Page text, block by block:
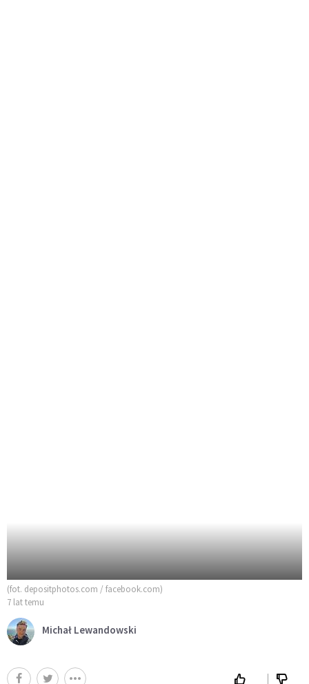
(fot. depositphotos.com / facebook.com)
7 lat temu
Michał Lewandowski